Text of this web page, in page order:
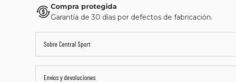
Compra protegida
Garantía de 30 días por defectos de fabricación.
Sobre Central Sport
Envíos y devoluciones